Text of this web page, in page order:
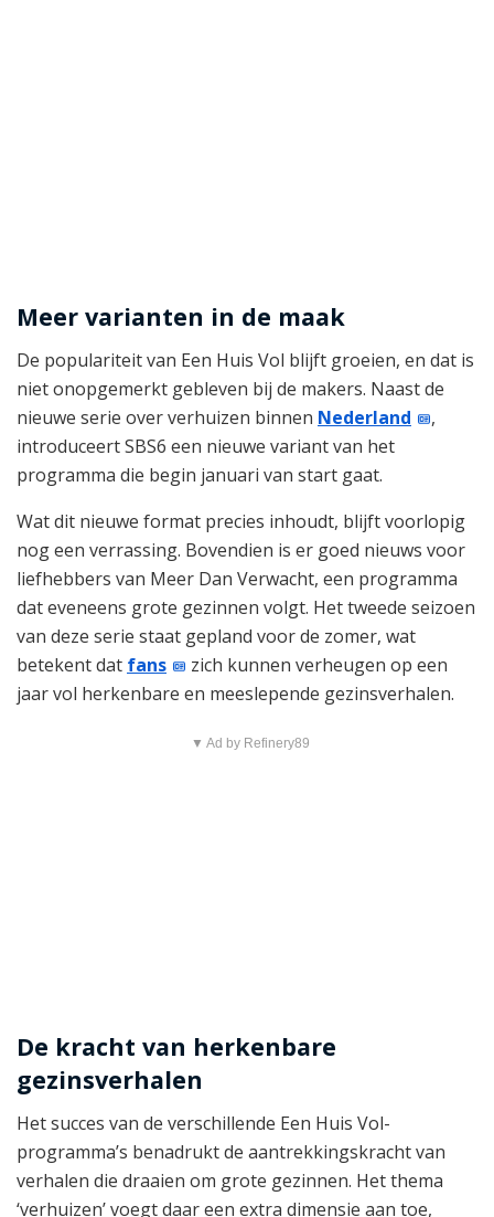
Meer varianten in de maak
De populariteit van Een Huis Vol blijft groeien, en dat is
niet onopgemerkt gebleven bij de makers. Naast de
nieuwe serie over verhuizen binnen Nederland
,
introduceert SBS6 een nieuwe variant van het
programma die begin januari van start gaat.
Wat dit nieuwe format precies inhoudt, blijft voorlopig
nog een verrassing. Bovendien is er goed nieuws voor
liefhebbers van Meer Dan Verwacht, een programma
dat eveneens grote gezinnen volgt. Het tweede seizoen
van deze serie staat gepland voor de zomer, wat
betekent dat fans
zich kunnen verheugen op een
jaar vol herkenbare en meeslepende gezinsverhalen.
▼ Ad by Refinery89
De kracht van herkenbare
gezinsverhalen
Het succes van de verschillende Een Huis Vol-
programma’s benadrukt de aantrekkingskracht van
verhalen die draaien om grote gezinnen. Het thema
‘verhuizen’ voegt daar een extra dimensie aan toe,